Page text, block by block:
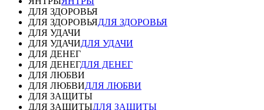
ДЛЯ ЗДОРОВЬЯ
ДЛЯ ЗДОРОВЬЯДЛЯ ЗДОРОВЬЯ
ДЛЯ УДАЧИ
ДЛЯ УДАЧИДЛЯ УДАЧИ
ДЛЯ ДЕНЕГ
ДЛЯ ДЕНЕГДЛЯ ДЕНЕГ
ДЛЯ ЛЮБВИ
ДЛЯ ЛЮБВИДЛЯ ЛЮБВИ
ДЛЯ ЗАЩИТЫ
ДЛЯ ЗАЩИТЫДЛЯ ЗАЩИТЫ